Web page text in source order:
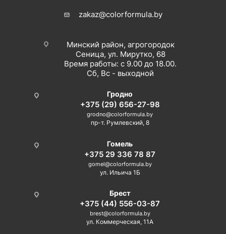
zakaz@colorformula.by
Минский район, агрогородок
Сеница, ул. Мирутко, 68
Время работы: с 9.00 до 18.00.
Сб, Вс - выходной
Гродно
+375 (29) 656-27-98
grodno@colorformula.by
пр-т. Румлевский, 8
Гомель
+375 29 336 78 87
gomel@colorformula.by
ул. Ильича 1Б
Брест
+375 (44) 556-03-87
brest@colorformula.by
ул. Коммерческая, 11А